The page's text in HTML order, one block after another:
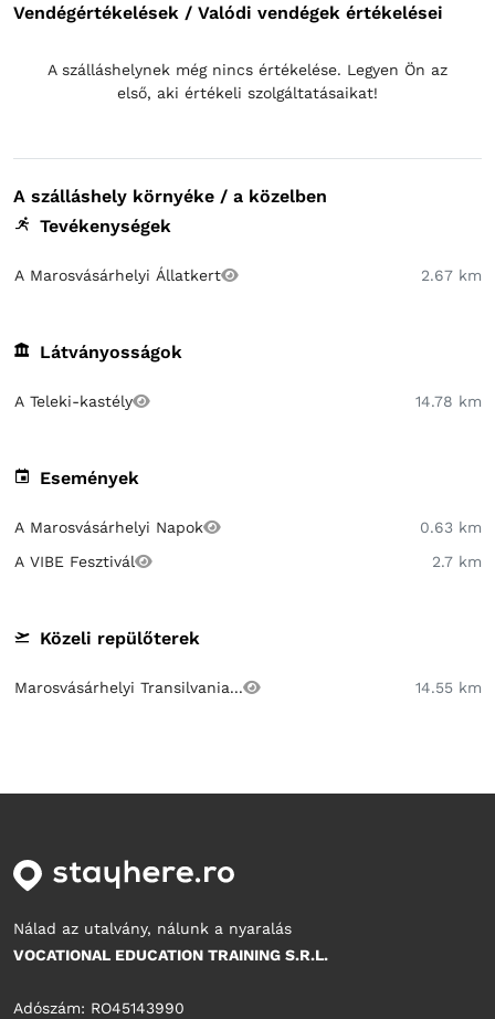
Vendégértékelések / Valódi vendégek értékelései
A szálláshelynek még nincs értékelése. Legyen Ön az
első, aki értékeli szolgáltatásaikat!
A szálláshely környéke / a közelben
Tevékenységek
A Marosvásárhelyi Állatkert 2.67 km
Látványosságok
A Teleki-kastély 14.78 km
Események
A Marosvásárhelyi Napok
0.63 km
A VIBE Fesztivál
2.7 km
Közeli repülőterek
Marosvásárhelyi Transilvania... 14.55 km
Nálad az utalvány, nálunk a nyaralás
VOCATIONAL EDUCATION TRAINING S.R.L.
Adószám: RO45143990